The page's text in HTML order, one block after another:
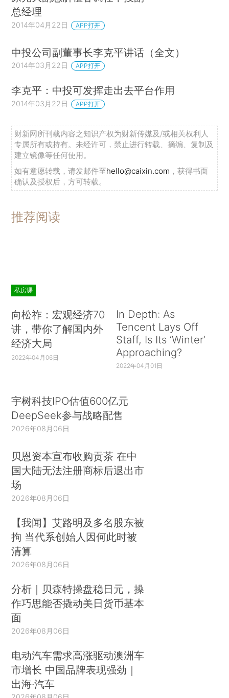
总经理
2014年04月22日 APP打开
中投公司副董事长李克平讲话（全文）
2014年03月22日 APP打开
李克平：中投可发挥走出去平台作用
2014年03月22日 APP打开
财新网所刊载内容之知识产权为财新传媒及/或相关权利人
专属所有或持有。未经许可，禁止进行转载、摘编、复制及
建立镜像等任何使用。
如有意愿转载，请发邮件至hello@caixin.com ，获得书面
确认及授权后，方可转载。
推荐阅读
私房课
向松祚：宏观经济70
讲，带你了解国内外
经济大局
2022年04月06日
In Depth: As
Tencent Lays Off
Staff, Is Its ‘Winter’
Approaching?
2022年04月01日
宇树科技IPO估值600亿元
DeepSeek参与战略配售
2026年08月06日
贝恩资本宣布收购贡茶 在中
国大陆无法注册商标后退出市
场
2026年08月06日
【我闻】艾路明及多名股东被
拘 当代系创始人因何此时被
清算
2026年08月06日
分析｜贝森特操盘稳日元，操
作巧思能否撬动美日货币基本
面
2026年08月06日
电动汽车需求高涨驱动澳洲车
市增长 中国品牌表现强劲｜
出海·汽车